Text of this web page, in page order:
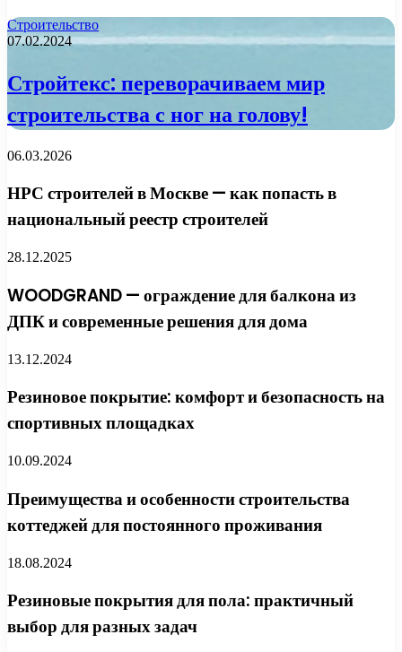
Строительство
07.02.2024
Стройтекс: переворачиваем мир
строительства с ног на голову!
06.03.2026
НРС строителей в Москве — как попасть в
национальный реестр строителей
28.12.2025
WOODGRAND — ограждение для балкона из
ДПК и современные решения для дома
13.12.2024
Резиновое покрытие: комфорт и безопасность на
спортивных площадках
10.09.2024
Преимущества и особенности строительства
коттеджей для постоянного проживания
18.08.2024
Резиновые покрытия для пола: практичный
выбор для разных задач